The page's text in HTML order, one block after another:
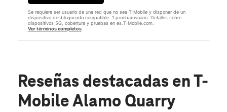
Se requiere ser usuario de una red que no sea T-Mobile y disponer de un
dispositivo desbloqueado compatible. 1 prueba/usuario. Detalles sobre
dispositivos 5G, cobertura y pruebas en es.T-Mobile.com.
Ver términos completos
Reseñas destacadas en T-
Mobile Alamo Quarry